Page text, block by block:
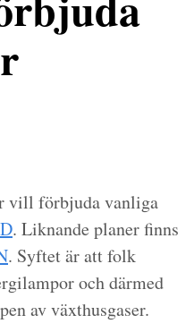
vill förbjuda vanliga
. Liknande planer finns
. Syftet är att folk
och därmed
av växthusgaser.